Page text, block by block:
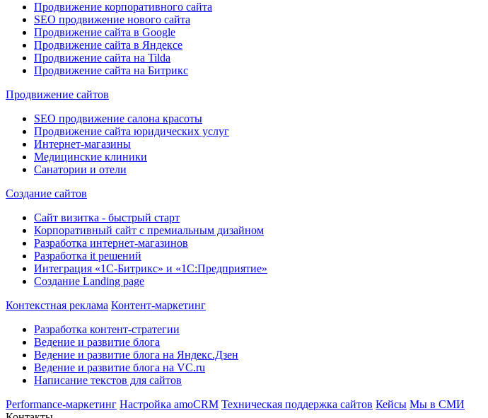
Продвижение корпоративного сайта
SEO продвижение нового сайта
Продвижение сайта в Google
Продвижение сайта в Яндексе
Продвижение сайта на Tilda
Продвижение сайта на Битрикс
Продвижение сайтов
SEO продвижение салона красоты
Продвижение сайта юридических услуг
Интернет-магазины
Медицинские клиники
Санатории и отели
Создание сайтов
Сайт визитка - быстрый старт
Корпоративный сайт с премиальным дизайном
Разработка интернет-магазинов
Разработка it решений
Интеграция «1С-Битрикс» и «1С:Предприятие»
Создание Landing page
Контекстная реклама Контент-маркетинг
Разработка контент-стратегии
Ведение и развитие блога
Ведение и развитие блога на Яндекс.Дзен
Ведение и развитие блога на VC.ru
Написание текстов для сайтов
Performance-маркетинг Настройка amoCRM Техническая поддержка сайтов Кейсы Мы в СМИ